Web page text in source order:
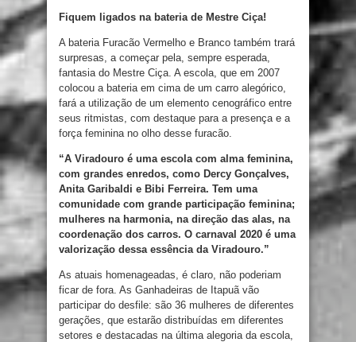
Fiquem ligados na bateria de Mestre Ciça!
A bateria Furacão Vermelho e Branco também trará
surpresas, a começar pela, sempre esperada,
fantasia do Mestre Ciça. A escola, que em 2007
colocou a bateria em cima de um carro alegórico,
fará a utilização de um elemento cenográfico entre
seus ritmistas, com destaque para a presença e a
força feminina no olho desse furacão.
“A Viradouro é uma escola com alma feminina,
com grandes enredos, como Dercy Gonçalves,
Anita Garibaldi e Bibi Ferreira. Tem uma
comunidade com grande participação feminina;
mulheres na harmonia, na direção das alas, na
coordenação dos carros. O carnaval 2020 é uma
valorização dessa essência da Viradouro.”
As atuais homenageadas, é claro, não poderiam
ficar de fora. As Ganhadeiras de Itapuã vão
participar do desfile: são 36 mulheres de diferentes
gerações, que estarão distribuídas em diferentes
setores e destacadas na última alegoria da escola,